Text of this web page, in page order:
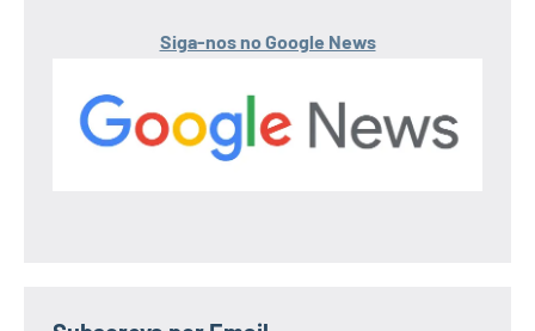
Siga-nos no Google News